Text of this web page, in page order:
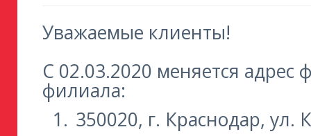
Уважаемые клиенты!
С 02.03.2020 меняется
филиала:
350020, г. Краснодар, ул.